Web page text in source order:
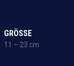
GRÖSSE
11 – 23 cm